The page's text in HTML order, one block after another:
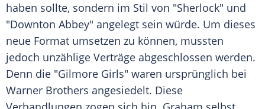
haben sollte, sondern im Stil von "Sherlock" und
"Downton Abbey" angelegt sein würde. Um dieses
neue Format umsetzen zu können, mussten
jedoch unzählige Verträge abgeschlossen werden.
Denn die "Gilmore Girls" waren ursprünglich bei
Warner Brothers angesiedelt. Diese